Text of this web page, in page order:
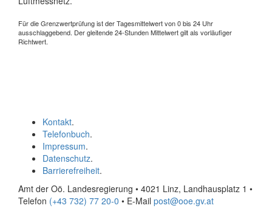
Für die Grenzwertprüfung ist der Tagesmittelwert von 0 bis 24 Uhr
ausschlaggebend. Der gleitende 24-Stunden Mittelwert gilt als vorläufiger
Richtwert.
Kontakt.
Telefonbuch.
Impressum.
Datenschutz.
Barrierefreiheit.
Amt der Oö. Landesregierung • 4021 Linz, Landhausplatz 1 •
Telefon (+43 732) 77 20-0 • E-Mail post@ooe.gv.at